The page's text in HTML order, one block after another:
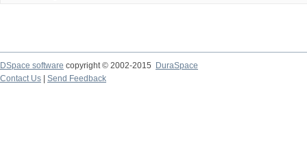
DSpace software copyright © 2002-2015
DuraSpace
Contact Us
Send Feedback